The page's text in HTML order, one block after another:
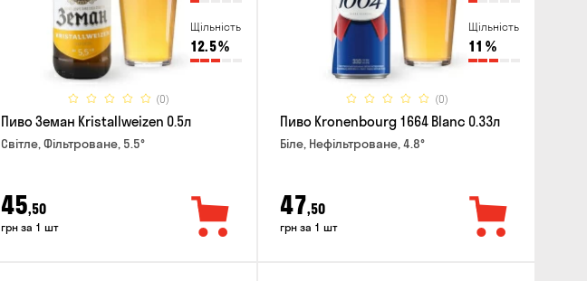
Щільність
12.5%
(0)
Пиво Земан Kristallweizen 0.5л
Світле, Фільтроване, 5.5°
45,50
грн за 1 шт
Щільність
11 %
(0)
Пиво Kronenbourg 1664 Blanc 0.33л
Біле, Нефільтроване, 4.8°
47,50
грн за 1 шт